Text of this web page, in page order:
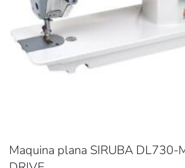
Maquina plana SIRUBA DL730-